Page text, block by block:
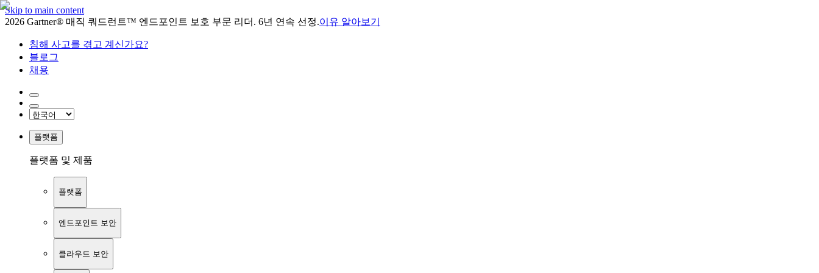
Skip to main content
2026 Gartner® 매직 쿼드런트™ 엔드포인트 보호 부문 리더. 6년 연속 선정.이유 알아보기
침해 사고를 겪고 계신가요?
블로그
채용
플랫폼
플랫폼 및 제품
플랫폼
엔드포인트 보안
클라우드 보안